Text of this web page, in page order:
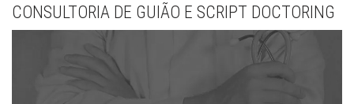
CONSULTORIA DE GUIÃO E SCRIPT DOCTORING